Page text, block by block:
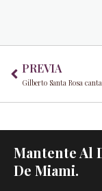
PREVIA
Mantente Al
De Miami.